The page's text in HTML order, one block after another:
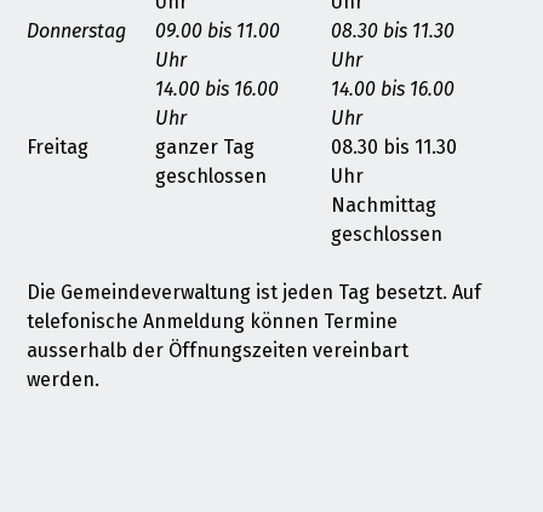
Donnerstag
09.00 bis 11.00
Uhr
08.30 bis 11.30
Uhr
14.00 bis 16.00
Uhr
14.00 bis 16.00
Uhr
Freitag
ganzer Tag
geschlossen
08.30 bis 11.30
Uhr
Nachmittag
geschlossen
Die Gemeindeverwaltung ist jeden Tag besetzt. Auf
telefonische Anmeldung können Termine
ausserhalb der Öffnungszeiten vereinbart
werden.